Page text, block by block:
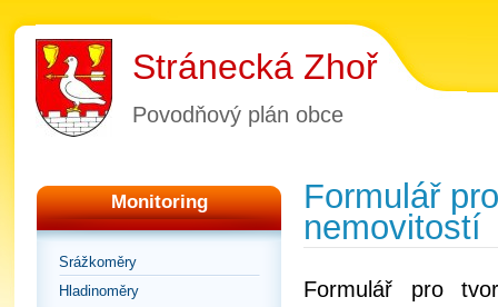
Stránecká Zhoř
Povodňový plán obce
Monitoring
Srážkoměry
Hladinoměry
Formulář
nemovitostí
Formulář pro